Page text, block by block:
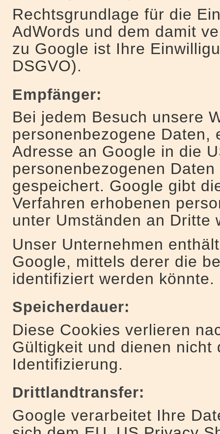
Rechtsgrundlage für die
AdWords und dem damit
zu Google ist Ihre
DSGVO).
Empfänger:
Bei jedem Besuch unsere
personenbezogene
Adresse an Google in die
personenbezogenen
gespeichert. Google gibt
Verfahren erhobenen
unter Umständen an Dritte
Unser Unternehmen
Google, mittels derer die
identifiziert werden könnte.
Speicherdauer:
Diese Cookies verlieren
Gültigkeit und dienen nicht
Identifizierung.
Drittlandtransfer:
Google verarbeitet Ihre